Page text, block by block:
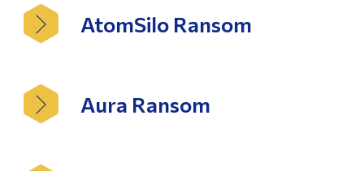
AtomSilo Ransom
Aura Ransom